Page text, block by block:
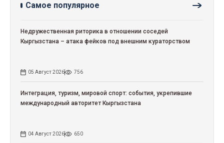
Самое популярное
Недружественная риторика в отношении соседей
Кыргызстана – атака фейков под внешним кураторством
05 Август 2026 756
Интеграция, туризм, мировой спорт: события, укрепившие
международный авторитет Кыргызстана
04 Август 2026 650